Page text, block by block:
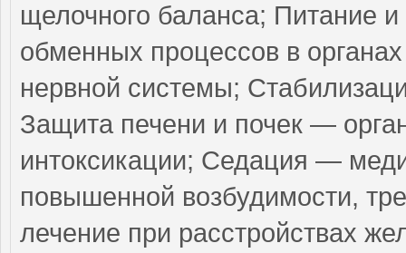
щелочного баланса; Питание
обменных процессов в
нервной системы;
Защита печени и почек —
интоксикации; Седация —
повышенной возбудимости,
лечение при расстройствах